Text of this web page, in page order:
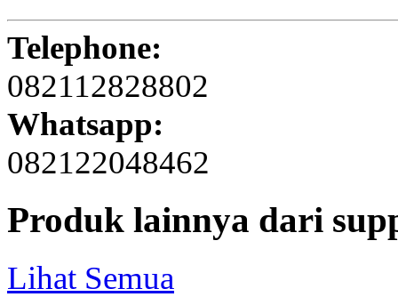
Telephone:
082112828802
Whatsapp:
082122048462
Produk lainnya dari
Lihat Semua